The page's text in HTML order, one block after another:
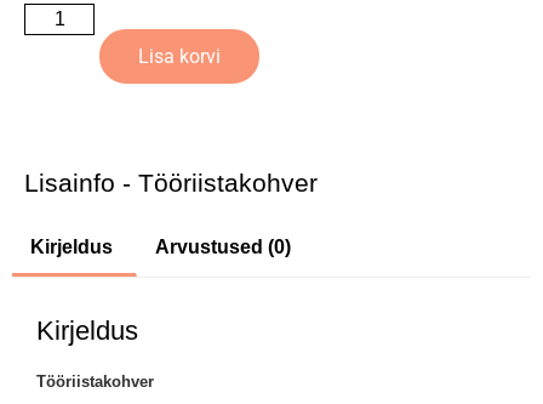
Lisa korvi
Lisainfo - Tööriistakohver
Kirjeldus Arvustused (0)
Kirjeldus
Tööriistakohver